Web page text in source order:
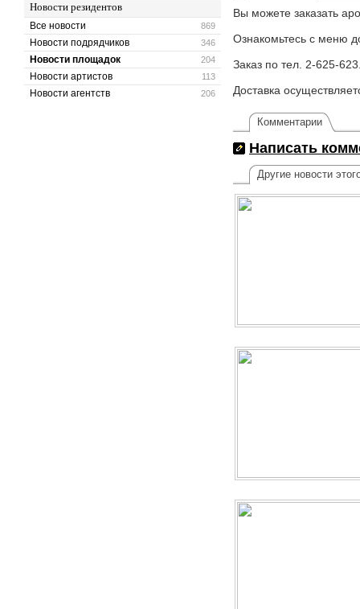
Новости резидентов
869
Все новости
346
Новости подрядчиков
204
Новости площадок
113
Новости артистов
206
Новости агентств
Вы можете заказать
Ознакомьтесь с меню
Заказ по тел. 2-625-
Доставка
Комментарии
Написать
Другие новости